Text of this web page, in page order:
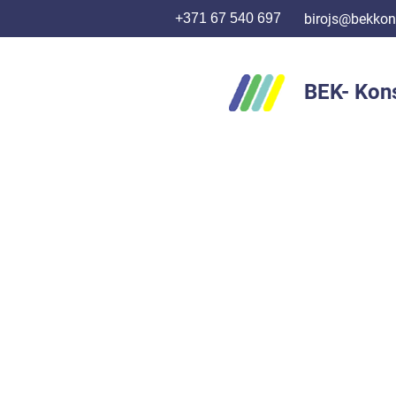
+371 67 540 697
BEK-